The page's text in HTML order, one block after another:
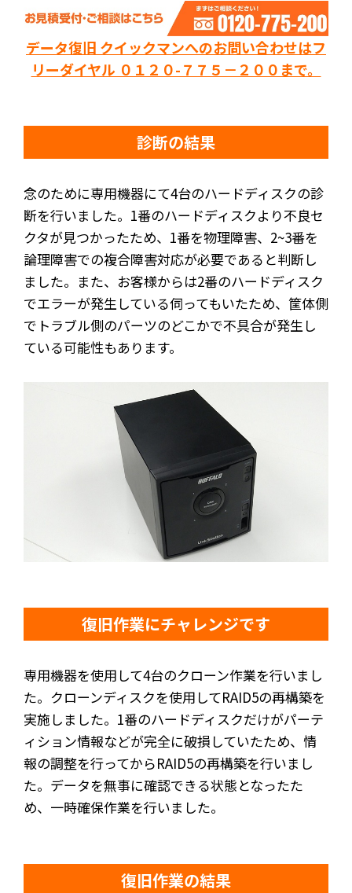
データ復旧 クイックマンへのお問い合わせはフ
リーダイヤル ０１２０-７７５－２００まで。
診断の結果
念のために専用機器にて4台のハードディスクの診
断を行いました。1番のハードディスクより不良セ
クタが見つかったため、1番を物理障害、2~3番を
論理障害での複合障害対応が必要であると判断し
ました。また、お客様からは2番のハードディスク
でエラーが発生している伺ってもいたため、筐体側
でトラブル側のパーツのどこかで不具合が発生し
ている可能性もあります。
復旧作業にチャレンジです
専用機器を使用して4台のクローン作業を行いまし
た。クローンディスクを使用してRAID5の再構築を
実施しました。1番のハードディスクだけがパーテ
ィション情報などが完全に破損していたため、情
報の調整を行ってからRAID5の再構築を行いまし
た。データを無事に確認できる状態となったた
め、一時確保作業を行いました。
復旧作業の結果